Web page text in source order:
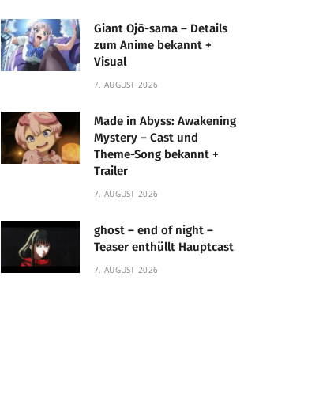
Giant Ojō-sama – Details
zum Anime bekannt +
Visual
7. AUGUST 2026
Made in Abyss: Awakening
Mystery – Cast und
Theme-Song bekannt +
Trailer
7. AUGUST 2026
ghost – end of night –
Teaser enthüllt Hauptcast
7. AUGUST 2026